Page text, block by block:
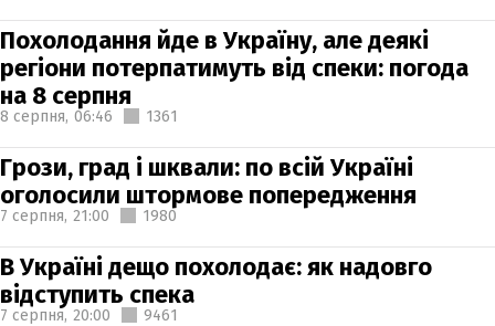
Похолодання йде в Україну, але деякі
регіони потерпатимуть від спеки: погода
на 8 серпня
8 серпня, 06:46 1361
Грози, град і шквали: по всій Україні
оголосили штормове попередження
7 серпня, 21:00 1980
В Україні дещо похолодає: як надовго
відступить спека
7 серпня, 20:00 9461